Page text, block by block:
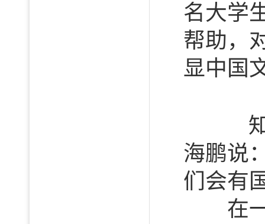
名大学
帮助，
显中国
知
海鹏说
们会有
在一